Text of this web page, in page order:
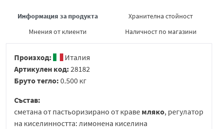
Информация за продукта
Хранителна стойност
Мнения от клиенти
Наличност по магазини
Произход:
Италия
Артикулен код: 28182
Бруто тегло: 0.500 кг
Състав:
сметана от пастьоризирано от краве мляко, регулатор
на киселинността: лимонена киселина